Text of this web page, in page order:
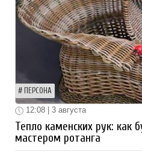
ПЕРСОНА
12:08 | 3 августа
Тепло каменских рук: как
мастером ротанга